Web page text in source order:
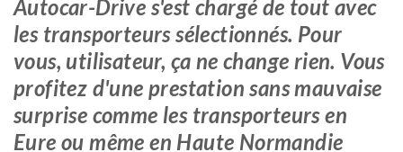
Autocar-Drive s'est chargé de tout avec
les transporteurs sélectionnés. Pour
vous, utilisateur, ça ne change rien. Vous
profitez d'une prestation sans mauvaise
surprise comme les transporteurs en
Eure ou même en Haute Normandie